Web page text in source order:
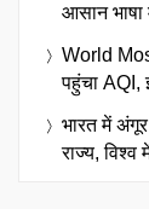
आसान भाषा
World
पहुंचा AQI,
भारत में
राज्य,